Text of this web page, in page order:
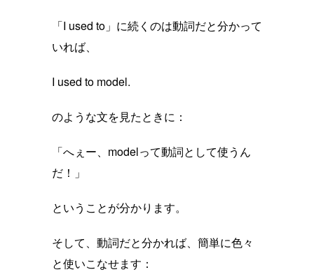
「I used to」に続くのは動詞だと分かって
いれば、
I used to model.
のような文を見たときに：
「へぇー、modelって動詞として使うん
だ！」
ということが分かります。
そして、動詞だと分かれば、簡単に色々
と使いこなせます：